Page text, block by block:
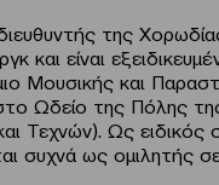
της
και είναι
Μουσικής και
Ωδείο της Πόλης
Τεχνών). Ως ειδικός
συχνά ως ομιλητής σε